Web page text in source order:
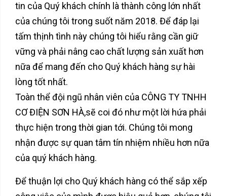
tin của Quý khách chính là thành công lớn nhất
của chúng tôi trong suốt năm 2018. Để đáp lại
tấm thịnh tình này chúng tôi hiểu rằng cần giữ
vững và phải nâng cao chất lượng sản xuất hơn
nữa để mang đến cho Quý khách hàng sự hài
lòng tốt nhất.
Toàn thể đội ngũ nhân viên của CÔNG TY TNHH
CƠ ĐIỆN SƠN HÀ,sẽ coi đó như một lời hứa phải
thực hiện trong thời gian tới. Chúng tôi mong
nhận được sự quan tâm tín nhiệm nhiều hơn nữa
của quý khách hàng.
Để thuận lợi cho Quý khách hàng có thể sắp xếp